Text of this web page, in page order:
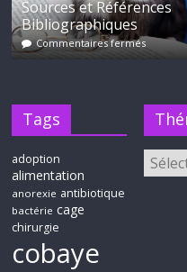
Sources et Références
Bibliographiques
Commentaires fermés
Tags
adoption
alimentation
anorexie antibiotique
bactérie cage
chirurgie
cobaye